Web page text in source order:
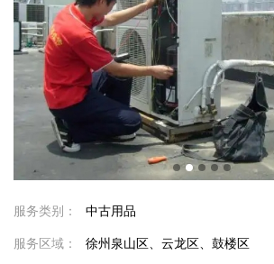
服务类别：
中古用品
服务区域：
徐州泉山区、云龙区、鼓楼区